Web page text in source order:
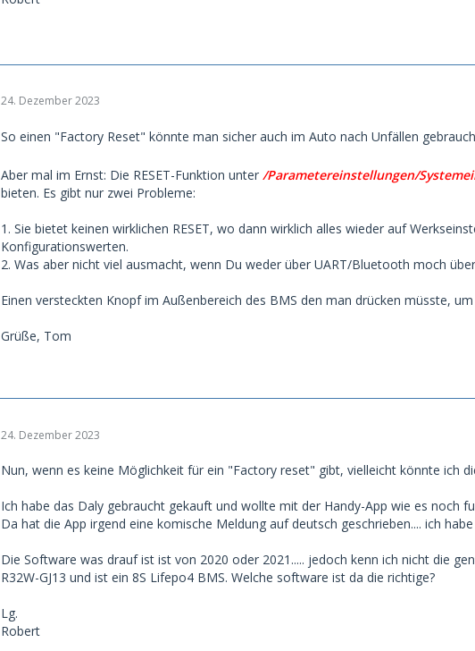
24. Dezember 2023
So einen "Factory Reset" könnte man sicher auch im Auto nach Unfällen
Aber mal im Ernst: Die RESET-Funktion unter /Parametereinstellungen/
bieten. Es gibt nur zwei Probleme:
1. Sie bietet keinen wirklichen RESET, wo dann wirklich alles wieder auf
Konfigurationswerten.
2. Was aber nicht viel ausmacht, wenn Du weder über UART/Bluetooth moch
Einen versteckten Knopf im Außenbereich des BMS den man drücken müsste,
Grüße, Tom
24. Dezember 2023
Nun, wenn es keine Möglichkeit für ein "Factory reset" gibt, vielleicht könnte ich
Ich habe das Daly gebraucht gekauft und wollte mit der Handy-App wie es noch
Da hat die App irgend eine komische Meldung auf deutsch geschrieben.... ich
Die Software was drauf ist ist von 2020 oder 2021..... jedoch kenn ich nicht die
R32W-GJ13 und ist ein 8S Lifepo4 BMS. Welche software ist da die richtige?
Lg.
Robert